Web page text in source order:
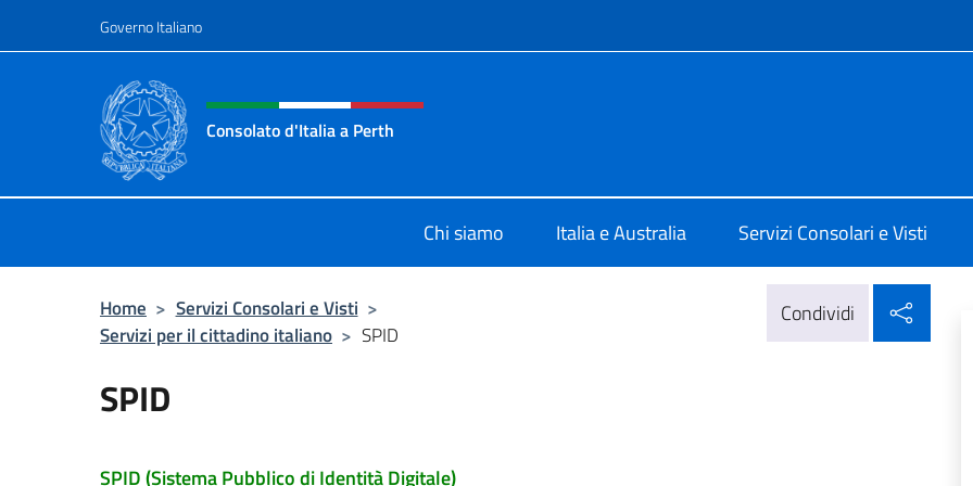
Governo Italiano
Intestazione sito, social e menù
Consolato d'Italia a Perth
Chi siamo Italia e Australia Servizi Consolari e Visti
Home > Servizi Consolari e Visti >
Servizi per il cittadino italiano > SPID
Condividi
SPID
SPID (Sistema Pubblico di Identità Digitale)